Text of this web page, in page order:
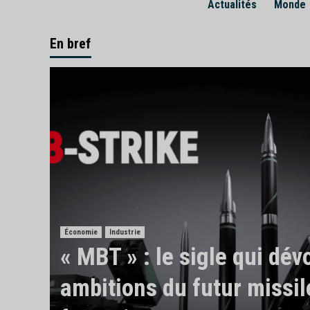
Actualités Monde
En bref
Économie Industrie
« MBT » : le sigle qui
ambitions du futur